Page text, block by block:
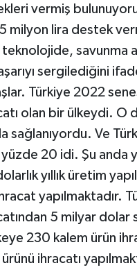
vermiş
milyon lira destek
savunma
sergilediğini
Türkiye 2022
olan bir ülkeydi. O
sağlanıyordu. Ve
20 idi. Şu anda
yıllık üretim
yapılmaktadır.
5 milyar dolar
230 kalem ürün
ihracatı